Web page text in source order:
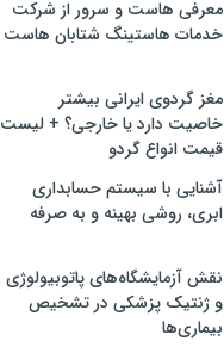
معرفی هاست و سرور از شرکت
خدمات هاستینگ شتابان هاست
مغز گردوی ایرانی بیشتر
خاصیت دارد یا خارجی؟ + لیست
قیمت انواع گردو
آشنایی با سیستم حسابداری
ابری، روشی بهینه و به صرفه
نقش آزمایشگاه‌های پاتوبیولوژی
و ژنتیک پزشکی در تشخیص
بیماری‌ها